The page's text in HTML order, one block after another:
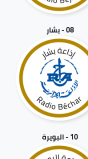
08 - بشار
10 - البويرة